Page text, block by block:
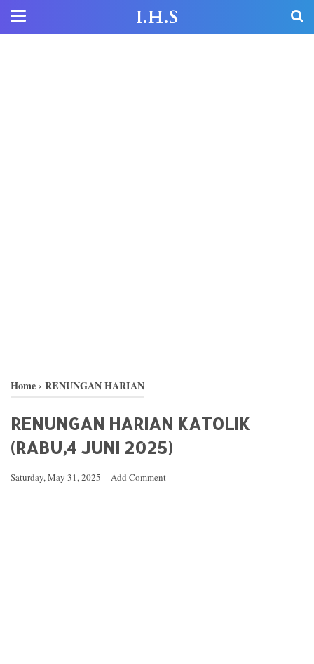
I.H.S
Home› RENUNGAN HARIAN
RENUNGAN HARIAN KATOLIK
(RABU,4 JUNI 2025)
Saturday, May 31, 2025 Add Comment